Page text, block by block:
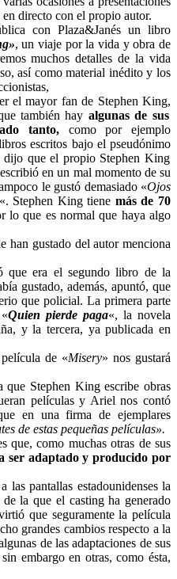
en directo con el propio autor.
con Plaza&Janés un libro
, un viaje por la vida y obra de
muchos detalles de la vida
así como material inédito y los
el mayor fan de Stephen King,
también hay algunas de sus
tanto, como por ejemplo
escritos bajo el pseudónimo
dijo que el propio Stephen King
en un mal momento de su
le gustó demasiado «Ojos
Stephen King tiene más de 70
lo que es normal que haya algo
han gustado del autor menciona
que era el segundo libro de la
gustado, además, apuntó, que
que policial. La primera parte
Quien pierde paga«, la novela
y la tercera, ya publicada en
de «Misery» nos gustará
que Stephen King escribe obras
películas y Ariel nos contó
en una firma de ejemplares
de estas pequeñas películas».
que, como muchas otras de sus
ser adaptado y producido por
las pantallas estadounidenses la
de la que el casting ha generado
que seguramente la película
grandes cambios respecto a la
de las adaptaciones de sus
embargo en otras, como ésta,